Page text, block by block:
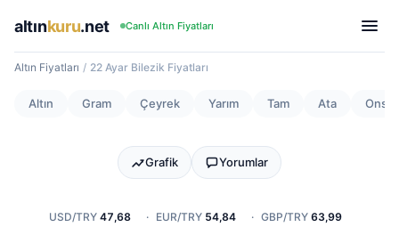
altınkuru.net Canlı Altın Fiyatları
Altın Fiyatları / 22 Ayar Bilezik Fiyatları
Altın Gram Çeyrek Yarım Tam Ata Ons
Grafik Yorumlar
USD/TRY 47,68 · EUR/TRY 54,84 · GBP/TRY 63,99